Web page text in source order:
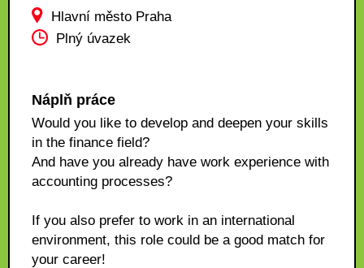
Hlavní město Praha
Plný úvazek
Náplň práce
Would you like to develop and deepen your skills
in the finance field?
And have you already have work experience with
accounting processes?
If you also prefer to work in an international
environment, this role could be a good match for
your career!